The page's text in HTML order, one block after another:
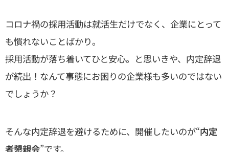
コロナ禍の採用活動は就活生だけでなく、企業にとって
も慣れないことばかり。
採用活動が落ち着いてひと安心。と思いきや、内定辞退
が続出！なんて事態にお困りの企業様も多いのではない
でしょうか？
そんな内定辞退を避けるために、開催したいのが“内定
者懇親会”です。